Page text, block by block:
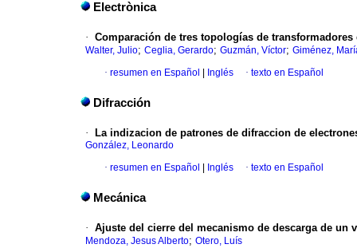
Electrònica
· Comparación de tres topologías de
Walter, Julio; Ceglia, Gerardo; Guzmán, Víctor; Giménez,
· resumen en Español Inglés · texto en Español
Difracción
· La indizacion de patrones de difraccion de
González, Leonardo
· resumen en Español Inglés · texto en Español
Mecánica
· Ajuste del cierre del mecanismo de descarga de un
Mendoza, Jesus Alberto; Otero, Luís